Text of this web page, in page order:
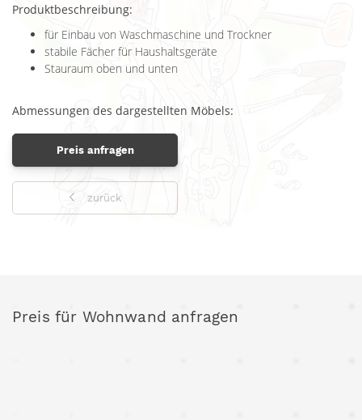
Produktbeschreibung:
für Einbau von Waschmaschine und Trockner
stabile Fächer für Haushaltsgeräte
Stauraum oben und unten
Abmessungen des dargestellten Möbels:
Preis anfragen
zurück
Preis für Wohnwand anfragen